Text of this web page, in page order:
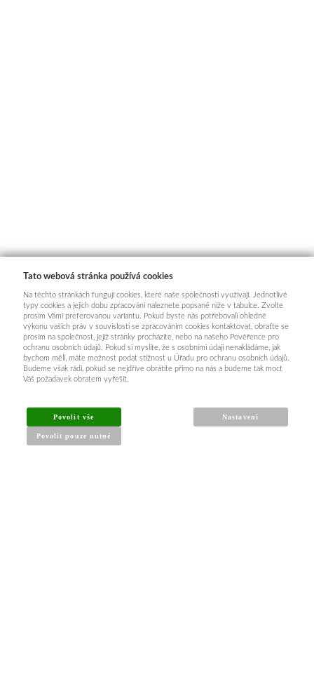
INFORMACE PRO KUPUJÍCÍ
Obchodní podmínky
Tato webová stránka používá cookies
Na těchto stránkách fungují cookies, které naše společnosti využívají. Jednotlivé
typy cookies a jejich dobu zpracování naleznete popsané níže v tabulce. Zvolte
prosím Vámi preferovanou variantu. Pokud byste nás potřebovali ohledně
výkonu vašich práv v souvislosti se zpracováním cookies kontaktovat, obraťte se
prosím na společnost, jejíž stránky procházíte, nebo na našeho Pověřence pro
ochranu osobních údajů. Pokud si myslíte, že s osobními údaji nenakládáme, jak
bychom měli, máte možnost podat stížnost u Úřadu pro ochranu osobních údajů.
Budeme však rádi, pokud se nejdříve obrátíte přímo na nás a budeme tak moct
Váš požadavek obratem vyřešit.
Povolit vše
Povolit pouze nutné
Nastavení